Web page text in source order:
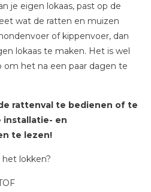
je eigen lokaas, past op de
wat de ratten en muizen
of kippenvoer, dan
lokaas te maken. Het is wel
om het na een paar dagen te
de rattenval te bedienen of te
installatie- en
te lezen!
lokken?